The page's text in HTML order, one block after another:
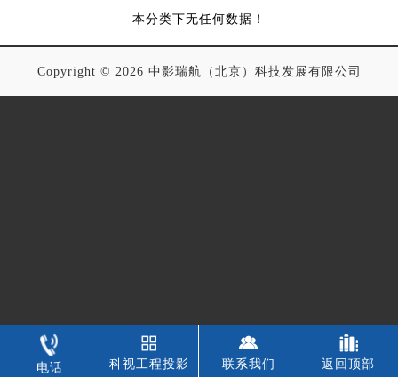
本分类下无任何数据！
Copyright © 2026 中影瑞航（北京）科技发展有限公司
电话 科视工程投影 联系我们 返回顶部